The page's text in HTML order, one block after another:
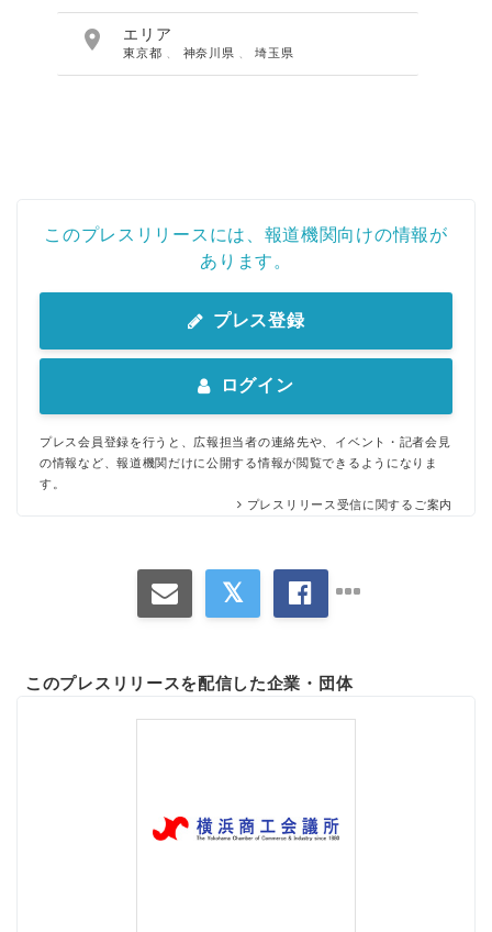
 エリア
東京都 神奈川県 、埼玉県
このプレスリリースには、報道機関向けの情報が
あります。
プレス登録
ログイン
プレス会員登録を行うと、広報担当者の連絡先や、イベント・記者会見
の情報など、報道機関だけに公開する情報が閲覧できるようになりま
す。
プレスリリース受信に関するご案内
このプレスリリースを配信した企業・団体